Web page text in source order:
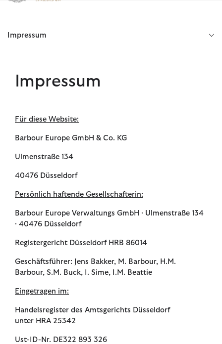
Klicken Sie hier, um unsere Barrierefreiheitserklärung
Impressum
Impressum
Für diese Website:
Barbour Europe GmbH & Co. KG
Ulmenstraße 134
40476 Düsseldorf
Persönlich haftende Gesellschafterin:
Barbour Europe Verwaltungs GmbH ∙ Ulmenstraße 134
∙ 40476 Düsseldorf
Registergericht Düsseldorf HRB 86014
Geschäftsführer: Jens Bakker, M. Barbour, H.M.
Barbour, S.M. Buck, I. Sime, I.M. Beattie
Eingetragen im:
Handelsregister des Amtsgerichts Düsseldorf
unter HRA 25342
Ust-ID-Nr. DE322 893 326